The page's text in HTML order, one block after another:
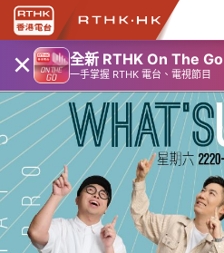
× 全新 RTHK On The Go
一手掌握 RTHK 電台、電視節目